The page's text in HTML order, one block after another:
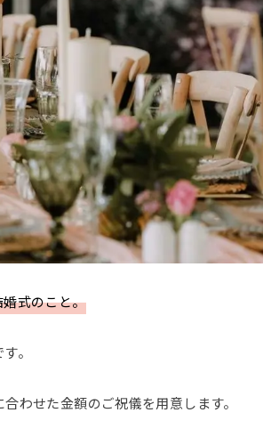
式のこと。
。
わせた金額のご祝儀を用意します。